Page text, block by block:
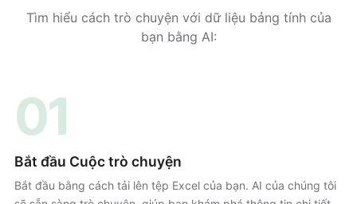
Tìm hiểu cách trò chuyện với dữ liệu bảng tính của
bạn bằng AI:
01
Bắt đầu Cuộc trò chuyện
Bắt đầu bằng cách tải lên tệp Excel của bạn. AI của chúng tôi